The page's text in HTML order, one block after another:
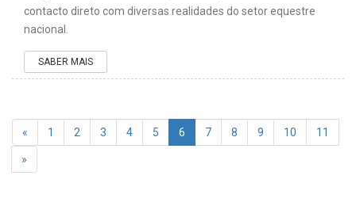
contacto direto com diversas realidades do setor equestre
nacional.
SABER MAIS
« 1 2 3 4 5 6 7 8 9 10 11
»